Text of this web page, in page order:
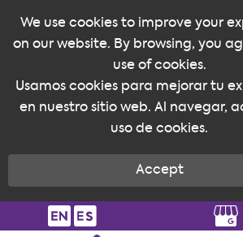
We use cookies to improve your
on our website. By browsing, you
use of cookies.
Usamos cookies para mejorar tu
en nuestro sitio web. Al navegar,
uso de cookies.
Accept